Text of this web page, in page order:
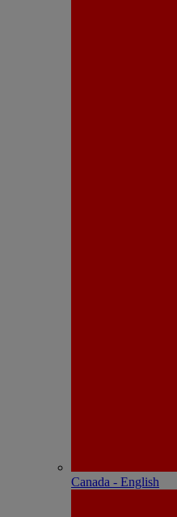
Canada - English